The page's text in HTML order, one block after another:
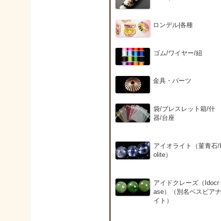
ロンデル|各種
ゴム/ワイヤー/紐
金具・パーツ
袋/ブレスレット箱/什
器/台座
アイオライト（菫青石/
olite）
アイドクレーズ（Idocr
ase）（別名ベスビア
イト）